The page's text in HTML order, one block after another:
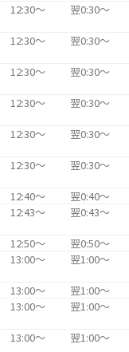
12:30〜
翌0:30〜
12:30〜
翌0:30〜
12:30〜
翌0:30〜
12:30〜
翌0:30〜
12:30〜
翌0:30〜
12:30〜
翌0:30〜
12:40〜
翌0:40〜
12:43〜
翌0:43〜
12:50〜
翌0:50〜
13:00〜
翌1:00〜
13:00〜 翌1:00〜
13:00〜
翌1:00〜
13:00〜
翌1:00〜